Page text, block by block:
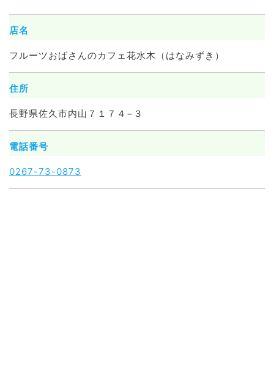
店名
フルーツおばさんのカフェ花水木（はなみずき）
住所
長野県佐久市内山７１７４−３
電話番号
0267-73-0873